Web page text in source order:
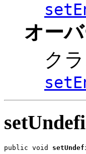
オー
ク
public void